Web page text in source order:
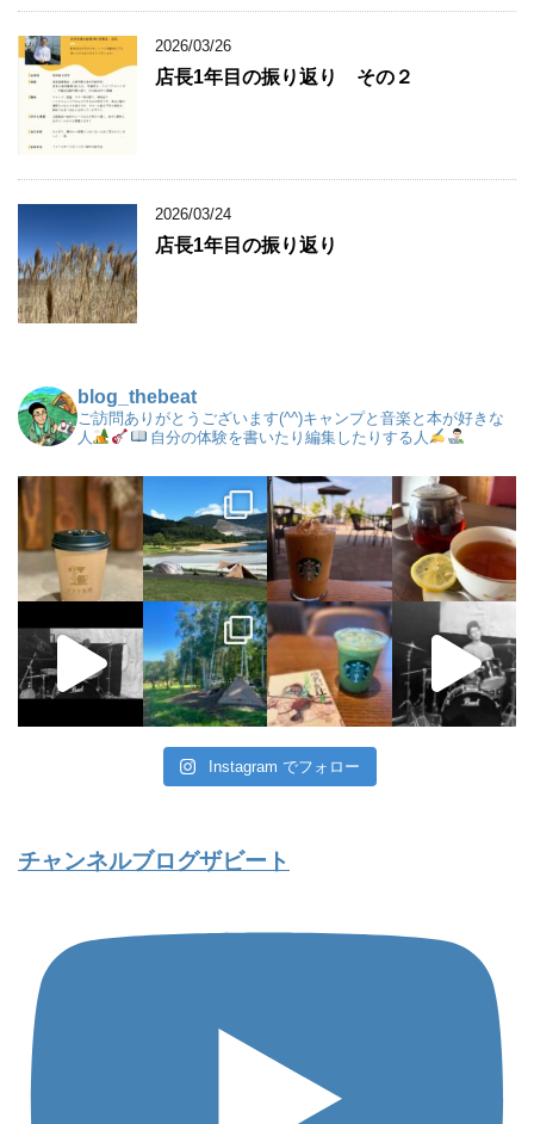
2026/03/26
店長1年目の振り返り その２
2026/03/24
店長1年目の振り返り
blog_thebeat
ご訪問ありがとうございます(^^)キャンプと音楽と本が好きな
人
自分の体験を書いたり編集したりする人
Instagram でフォロー
チャンネルブログザビート